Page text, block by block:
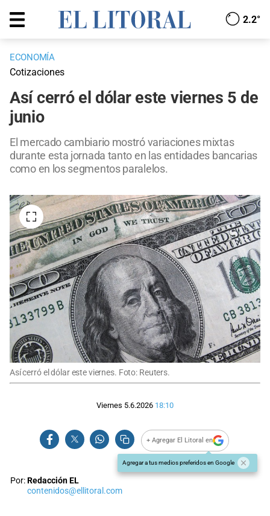
2.2°
ECONOMÍA
Cotizaciones
Así cerró el dólar este viernes 5 de
junio
El mercado cambiario mostró variaciones mixtas
durante esta jornada tanto en las entidades bancarias
como en los segmentos paralelos.
Así cerró el dólar este viernes. Foto: Reuters.
Viernes 5.6.2026 18:10
+ Agregar El Litoral en
Agregar a tus medios preferidos en Google
Por:Redacción EL
contenidos@ellitoral.com